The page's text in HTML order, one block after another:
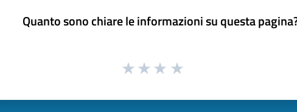
Quanto sono chiare le informazioni su questa